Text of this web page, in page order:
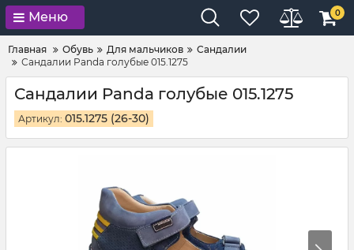
Меню 0
Главная Обувь Для мальчиков
Сандалии
Сандалии Panda голубые 015.1275
Сандалии Panda голубые 015.1275
Артикул: 015.1275 (26-30)